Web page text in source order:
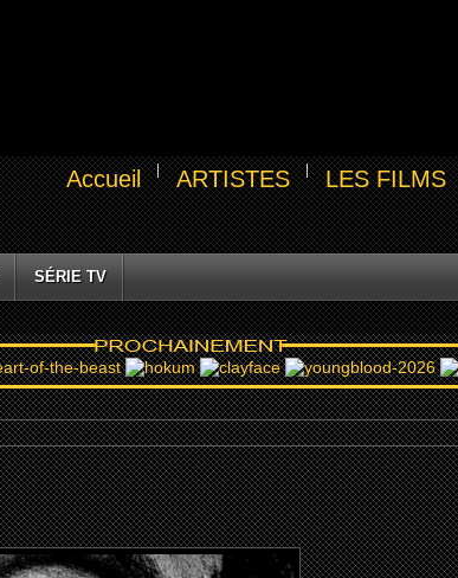
Accueil ARTISTES LES FILMS
SÉRIE TV